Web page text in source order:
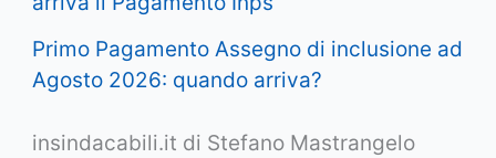
Primo Pagamento Assegno di inclusione ad
Agosto 2026: quando arriva?
insindacabili.it di Stefano Mastrangelo